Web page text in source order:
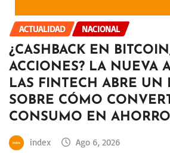
ACTUALIDAD NACIONAL
¿CASHBACK EN
ACCIONES? LA NUEVA
LAS FINTECH ABRE UN
SOBRE CÓMO
CONSUMO EN AHORRO
index Ago 6, 2026